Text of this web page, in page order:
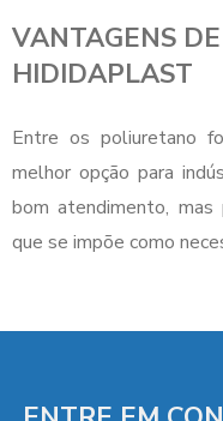
VANTAGENS
HIDIDAPLAST
Entre os poliuretano
melhor opção para
bom atendimento,
que se impõe como